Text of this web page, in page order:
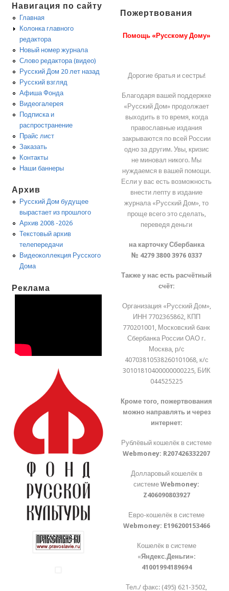
Навигация по сайту
Главная
Колонка главного
редактора
Новый номер журнала
Слово редактора (видео)
Русский Дом 20 лет назад
Русский взгляд
Афиша Фонда
Видеогалерея
Подписка и
распространение
Прайс лист
Заказать
Контакты
Наши баннеры
Архив
Русский Дом будущее
вырастает из прошлого
Архив 2008 -2026
Текстовый архив
телепередачи
Видеоколлекция Русского
Дома
Реклама
Пожертвования
Помощь «Русскому Дому»
Дорогие братья и сестры!
Благодаря вашей поддержке
«Русский Дом» продолжает
выходить в то время, когда
православные издания
закрываются по всей России
одно за другим. Увы, кризис
не миновал никого. Мы
нуждаемся в вашей помощи.
Если у вас есть возможность
внести лепту в издание
журнала «Русский Дом», то
проще всего это сделать,
переведя деньги
на карточку Сбербанка
№ 4279 3800 3976 0337
Также у нас есть расчётный
счёт:
Организация «Русский Дом»,
ИНН 7702365862, КПП
770201001, Московский банк
Сбербанка России ОАО г.
Москва, р/с
40703810538260101068, к/с
30101810400000000225, БИК
044525225
Кроме того, пожертвования
можно направлять и через
интернет:
Рублёвый кошелёк в системе
Webmoney: R207426332207
Долларовый кошелёк в
системеWebmoney:
Z406090803927
Евро-кошелёк в системе
Webmoney: E196200153466
Кошелёк в системе
«Яндекс.Деньги»:
41001994189694
Тел./ факс: (495) 621-3502,